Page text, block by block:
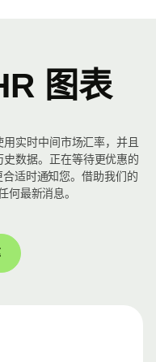
图表
实时中间市场汇率，并且
数据。正在等待更优惠的
适时通知您。借助我们的
何最新消息。